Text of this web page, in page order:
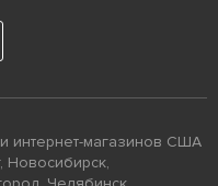
интернет-магазинов США
Новосибирск,